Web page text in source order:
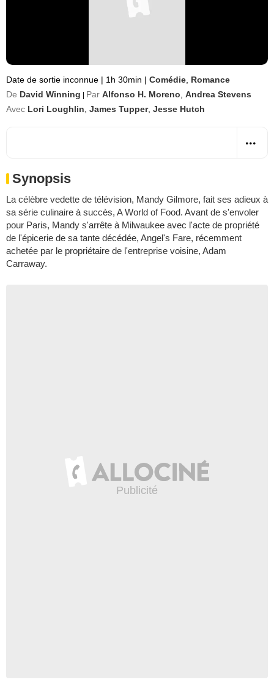
Date de sortie inconnue | 1h 30min | Comédie Romance
De David Winning Par Alfonso H. Moreno Andrea Stevens
Avec Lori Loughlin James Tupper, Jesse Hutch
Synopsis
La célèbre vedette de télévision, Mandy Gilmore, fait ses adieux à
sa série culinaire à succès, A World of Food. Avant de s'envoler
pour Paris, Mandy s'arrête à Milwaukee avec l'acte de propriété
de l'épicerie de sa tante décédée, Angel's Fare, récemment
achetée par le propriétaire de l'entreprise voisine, Adam
Carraway.